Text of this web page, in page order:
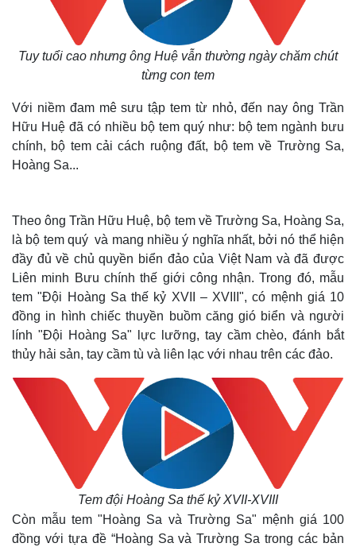
Tuy tuổi cao nhưng ông Huệ vẫn thường ngày chăm chút
từng con tem
Với niềm đam mê sưu tập tem từ nhỏ, đến nay ông Trần
Hữu Huệ đã có nhiều bộ tem quý như: bộ tem ngành bưu
chính, bộ tem cải cách ruộng đất, bộ tem về Trường Sa,
Hoàng Sa...
Theo ông Trần Hữu Huệ, bộ tem về Trường Sa, Hoàng Sa,
là bộ tem quý và mang nhiều ý nghĩa nhất, bởi nó thể hiện
đầy đủ về chủ quyền biển đảo của Việt Nam và đã được
Liên minh Bưu chính thế giới công nhận. Trong đó, mẫu
tem "Đội Hoàng Sa thế kỷ XVII – XVIII", có mệnh giá 10
đồng in hình chiếc thuyền buồm căng gió biển và người
lính "Đội Hoàng Sa" lực lưỡng, tay cầm chèo, đánh bắt
thủy hải sản, tay cầm tù và liên lạc với nhau trên các đảo.
Tem đội Hoàng Sa thế kỷ XVII-XVIII
Còn mẫu tem "Hoàng Sa và Trường Sa" mệnh giá 100
đồng với tựa đề “Hoàng Sa và Trường Sa trong các bản